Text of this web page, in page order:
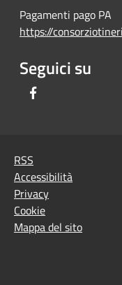
Pagamenti pago PA
https://
Seguici su
RSS
Accessibilità
Privacy
Cookie
Mappa del sito